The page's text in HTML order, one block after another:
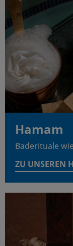
Hamam
Baderituale
ZU UNSEREN